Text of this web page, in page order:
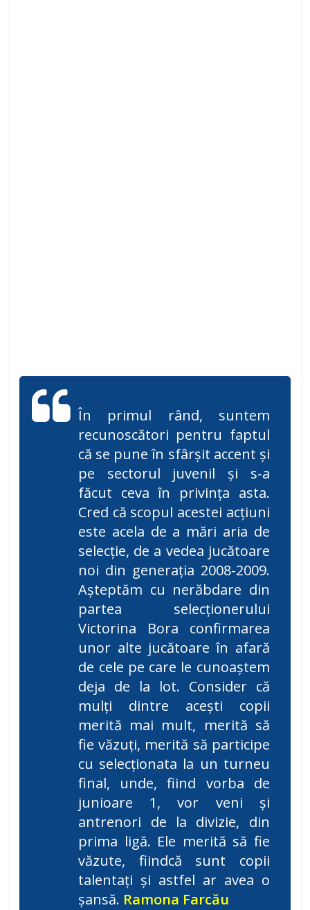
În primul rând, suntem
recunoscători pentru faptul
că se pune în sfârșit accent și
pe sectorul juvenil și s-a
făcut ceva în privința asta.
Cred că scopul acestei acțiuni
este acela de a mări aria de
selecție, de a vedea jucătoare
noi din generația 2008-2009.
Așteptăm cu nerăbdare din
partea selecționerului
Victorina Bora confirmarea
unor alte jucătoare în afară
de cele pe care le cunoaștem
deja de la lot. Consider că
mulți dintre acești copii
merită mai mult, merită să
fie văzuți, merită să participe
cu selecționata la un turneu
final, unde, fiind vorba de
junioare 1, vor veni și
antrenori de la divizie, din
prima ligă. Ele merită să fie
văzute, fiindcă sunt copii
talentați și astfel ar avea o
șansă. Ramona Farcău